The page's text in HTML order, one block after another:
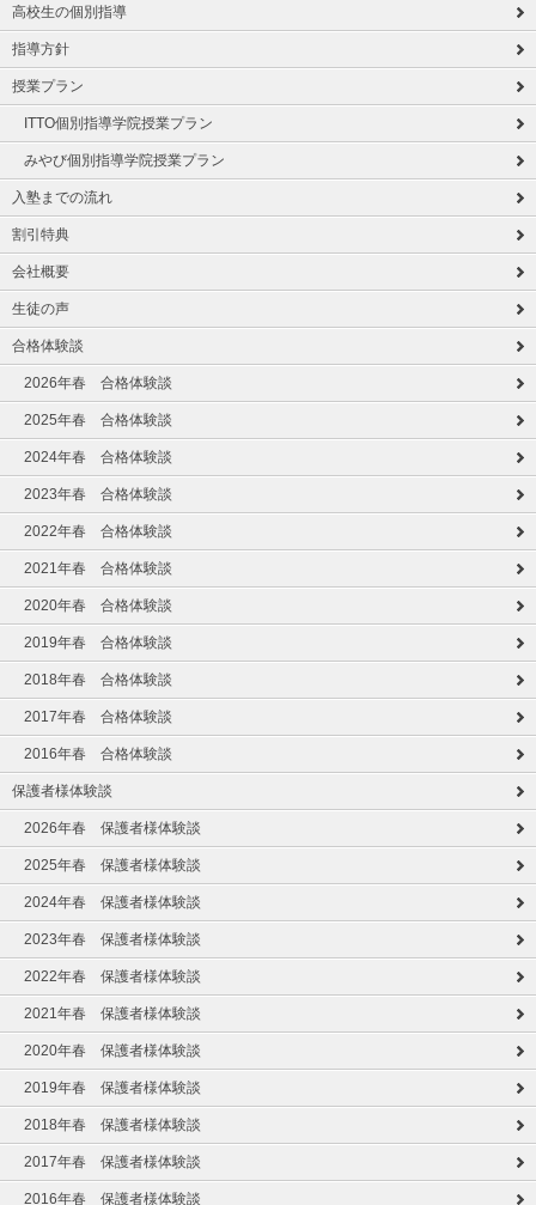
高校生の個別指導
指導方針
授業プラン
ITTO個別指導学院授業プラン
みやび個別指導学院授業プラン
入塾までの流れ
割引特典
会社概要
生徒の声
合格体験談
2026年春 合格体験談
2025年春 合格体験談
2024年春 合格体験談
2023年春 合格体験談
2022年春 合格体験談
2021年春 合格体験談
2020年春 合格体験談
2019年春 合格体験談
2018年春 合格体験談
2017年春 合格体験談
2016年春 合格体験談
保護者様体験談
2026年春 保護者様体験談
2025年春 保護者様体験談
2024年春 保護者様体験談
2023年春 保護者様体験談
2022年春 保護者様体験談
2021年春 保護者様体験談
2020年春 保護者様体験談
2019年春 保護者様体験談
2018年春 保護者様体験談
2017年春 保護者様体験談
2016年春 保護者様体験談